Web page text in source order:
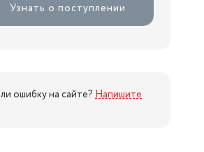
Узнать о поступлении
ошибку на сайте? Напишите